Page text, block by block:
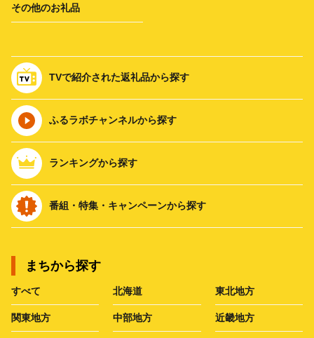
その他のお礼品
TVで紹介された返礼品から探す
ふるラボチャンネルから探す
ランキングから探す
番組・特集・キャンペーンから探す
まちから探す
すべて 北海道 東北地方
関東地方 中部地方 近畿地方